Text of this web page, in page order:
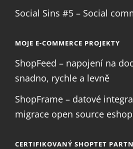
Social Sins #5 – Social
MOJE E-COMMERCE PROJEKTY
ShopFeed – napojení na
snadno, rychle a levně
ShopFrame – datové
migrace open source
CERTIFIKOVANÝ SHOPTET